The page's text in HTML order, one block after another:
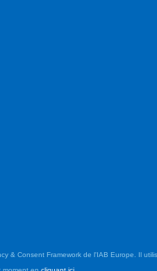
& Consent Framework de l'IAB Europe. Il